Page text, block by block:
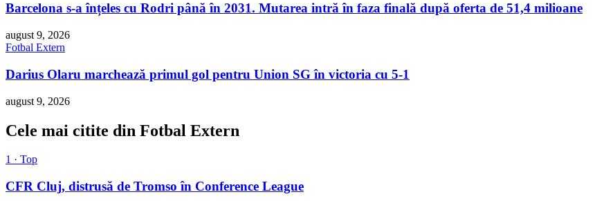
Barcelona s-a înțeles cu Rodri până în 2031. Mutarea intră în faza finală după oferta de 51,4 milioane
august 9, 2026
Fotbal Extern
Darius Olaru marchează primul gol pentru Union SG în victoria cu 5-1
august 9, 2026
Cele mai citite din Fotbal Extern
1 · Top
CFR Cluj, distrusă de Tromso în Conference League